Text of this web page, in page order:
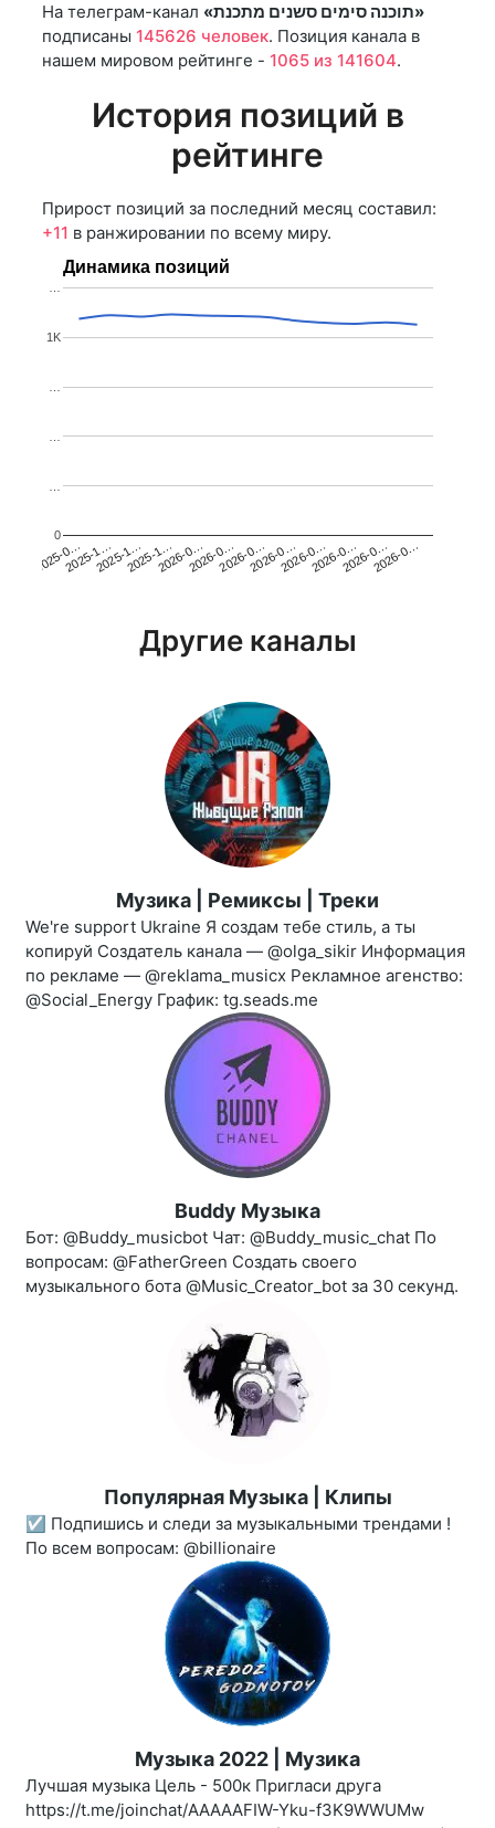
На телеграм-канал
«תוכנה סימים סשנים מתכנת»
подписаны 145626 человек. Позиция канала в
нашем мировом рейтинге - 1065 из 141604.
История позиций в
рейтинге
Прирост позиций за последний месяц составил:
+11 в ранжировании по всему миру.
Динамика позиций
2025-0…2025-1…2025-1…2025-1…2026-0…2026-0…2026-0…2026-0…2026-0…2026-0…2026-0…2026-0…
0
1K
…
Другие каналы
Музика | Ремиксы | Треки
We're support Ukraine Я создам тебе стиль, а ты
копируй Создатель канала — @olga_sikir Информация
по рекламе — @reklama_musicx Рекламное агенство:
@Social_Energy График: tg.seads.me
Buddy Музыка
Бот: @Buddy_musicbot Чат: @Buddy_music_chat По
вопросам: @FatherGreen Создать своего
музыкального бота @Music_Creator_bot за 30 секунд.
Популярная Музыка | Клипы
☑️ Подпишись и следи за музыкальными трендами !
По всем вопросам: @billionaire
Музыка 2022 | Музика
Лучшая музыка Цель - 500к Пригласи друга
https://t.me/joinchat/AAAAAFIW-Yku-f3K9WWUMw